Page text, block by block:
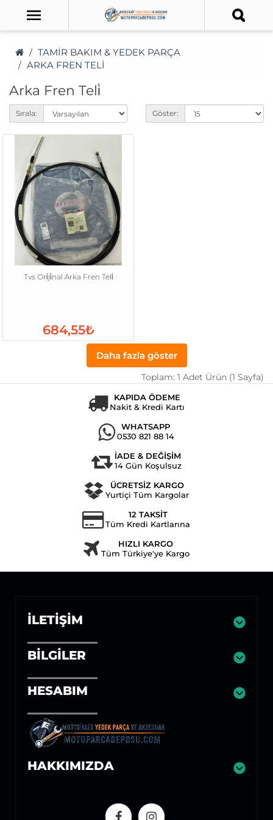
TAMİR BAKIM & YEDEK PARÇA
ARKA FREN TELİ
Arka Fren Teli̇
Sırala: Göster:
Tvs Ori̇ji̇nal Arka Fren Teli̇
684,55₺
Daha fazla göster
Toplam: 1 Adet Ürün (1 Sayfa)
KAPIDA ÖDEME
Nakit & Kredi Kartı
WHATSAPP
0530 821 88 14
İADE & DEĞİŞİM
14 Gün Koşulsuz
ÜCRETSİZ KARGO
Yurtiçi Tüm Kargolar
12 TAKSİT
Tüm Kredi Kartlarına
HIZLI KARGO
Tüm Türkiye'ye Kargo
İLETIŞIM
BILGILER
HESABIM
HAKKIMIZDA